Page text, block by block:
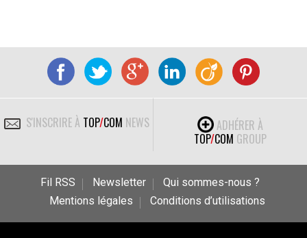
S'INSCRIRE À TOP/COM NEWS
ADHÉRER À
TOP/COM GROUP
Fil RSS Newsletter
Qui sommes-nous ?
Mentions légales
Conditions d’utilisations